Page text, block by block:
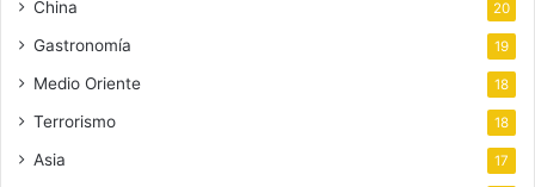
China 20
Gastronomía 19
Medio Oriente 18
Terrorismo 18
Asia 17